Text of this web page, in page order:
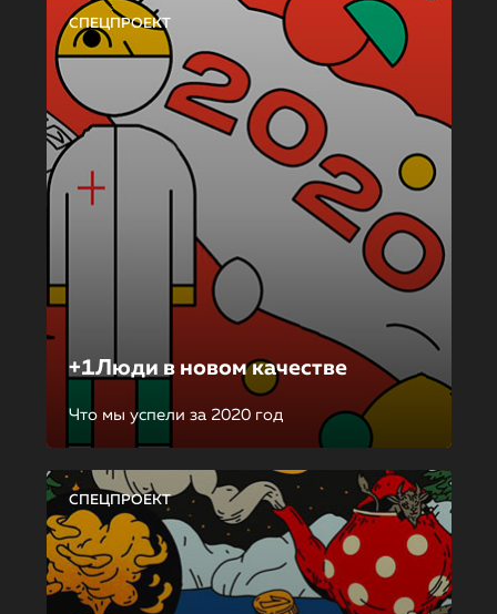
СПЕЦПРОЕКТ
+1Люди в новом качестве
Что мы успели за 2020 год
СПЕЦПРОЕКТ